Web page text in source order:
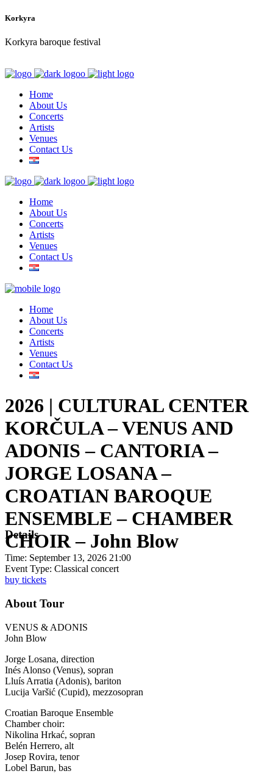
Korkyra
Korkyra baroque festival
Home
About Us
Concerts
Artists
Venues
Contact Us
Home
About Us
Concerts
Artists
Venues
Contact Us
Home
About Us
Concerts
Artists
Venues
Contact Us
2026 | CULTURAL CENTER
KORČULA – VENUS AND
ADONIS – CANTORIA –
JORGE LOSANA –
CROATIAN BAROQUE
ENSEMBLE – CHAMBER
CHOIR – John Blow
Details
Time: September 13, 2026 21:00
Event Type: Classical concert
buy tickets
About Tour
VENUS & ADONIS
John Blow
Jorge Losana, direction
Inés Alonso (Venus), sopran
Lluís Arratia (Adonis), bariton
Lucija Varšić (Cupid), mezzosopran
Croatian Baroque Ensemble
Chamber choir:
Nikolina Hrkać, sopran
Belén Herrero, alt
Josep Rovira, tenor
Lobel Barun, bas